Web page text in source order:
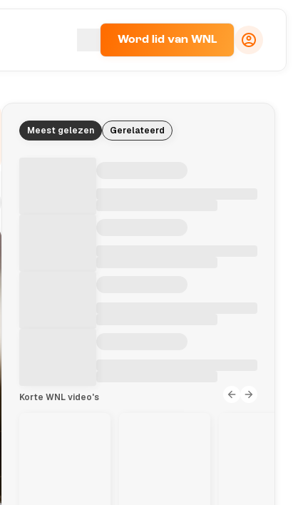
Word lid van WNL
Meest gelezen Gerelateerd
Korte WNL video's